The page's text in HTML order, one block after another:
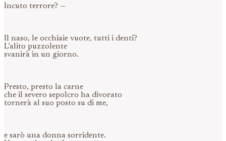
Incuto terrore? —
Il naso, le occhiaie vuote, tutti i denti?
L’alito puzzolente
svanirà in un giorno.
Presto, presto la carne
che il severo sepolcro ha divorato
tornerà al suo posto su di me,
e sarò una donna sorridente.